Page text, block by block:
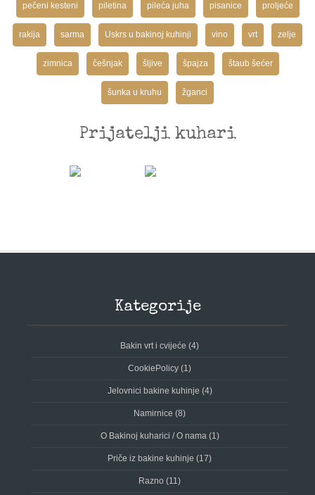
pečeni kesteni piletina pileća juha pisanice proljeće
rakija sarma Uskrs u bakinoj kuhinji vino vrt zelje
zimnica češnjak šljive špajza štaub šećer
šunka u kruhu žganci
Prijatelji kuhari
Kategorije
Bakin vrt i cvijeće (4)
CookiePolicy (1)
Jelovnici bakine kuhinje (4)
Namirnice (8)
O Bakinoj kuharici / O nama(1)
Priče iz bakine kuhinje (17)
Razno (11)